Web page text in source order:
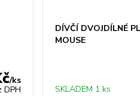
/ks
DPH
DÍVČÍ DVOJDÍLNÉ
MOUSE
SKLADEM 1 ks